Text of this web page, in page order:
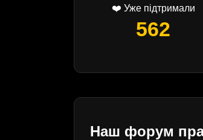
❤️ Уже підтримали
562
Наш форум